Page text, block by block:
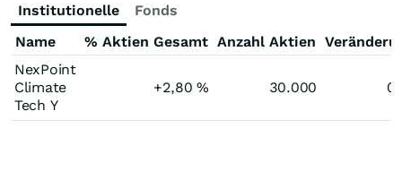
Institutionelle
Fonds
Name
% Aktien Gesamt Anzahl Aktien
NexPoint
Climate
Tech Y
+2,80% 30.000